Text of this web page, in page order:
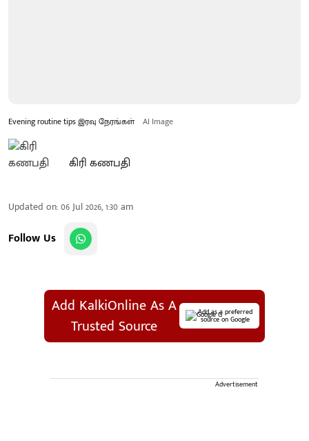
Evening routine tips இரவு நேரங்கள் AI Image
கிரி கணபதி
Updated on:06 Jul 2026, 1:30 am
Follow Us
Add KalkiOnline As A
Trusted Source
Add as a preferred
source on Google
Advertisement